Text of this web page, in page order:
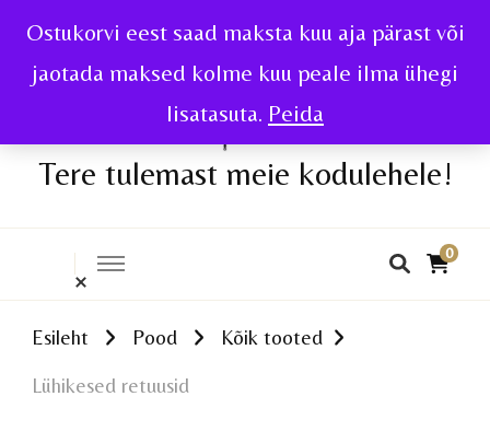
Ostukorvi eest saad maksta kuu aja pärast või
jaotada maksed kolme kuu peale ilma ühegi
lisatasuta. Peida
Tere tulemast meie kodulehele!
0
Esileht Pood Kõik tooted
Lühikesed retuusid